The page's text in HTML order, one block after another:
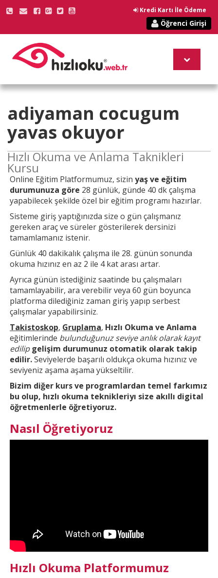
Kredi Kartı İle Ödeme
Öğrenci Girişi
adiyaman cocugum
yavas okuyor
Hızlı Okuma ve Anlama Taknikleri
Kursu
Online Eğitim Platformumuz, sizin yaş ve eğitim
durumunuza göre 28 günlük, günde 40 dk çalışma
yapabilecek şekilde özel bir eğitim programı hazırlar.
Sisteme giriş yaptığınızda size o gün çalışmanız
gereken araç ve süreler gösterilerek dersinizi
tamamlamanız istenir.
Günlük 40 dakikalık çalışma ile 28. günün sonunda
okuma hızınız en az 2 ile 4 kat arası artar.
Ayrıca günün istediğiniz saatinde bu çalışmaları
tamamlayabilir, ara verebilir veya 60 gün boyunca
platforma dilediğiniz zaman giriş yapıp serbest
çalışmalar yapabilirsiniz.
Takistoskop, Gruplama, Hızlı Okuma ve Anlama
eğitimlerinde bulunduğunuz seviye anlık olarak kayıt
edilip gelişim durumunuz otomatik olarak takip
edilir.Seviyelerde başarılı oldukça okuma hızınız ve
seviyeniz aşama aşama yükseltilir.
Bizim diğer kurs ve programlardan temel farkımız
bu olup, hızlı okuma teknikleriyı size akıllı digital
öğretmenlerle öğretiyoruz.
Nasıl Öğretiyoruz
Hızlı Okuma Platformumuz